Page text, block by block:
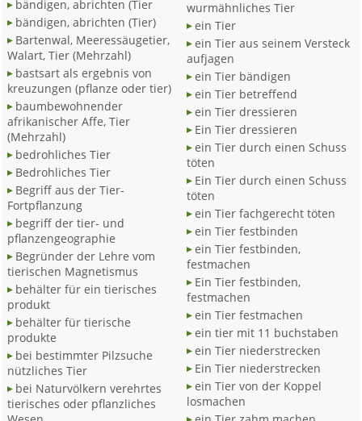
bändigen, abrichten (Tier
bändigen, abrichten (Tier)
Bartenwal, Meeressäugetier,
Walart, Tier (Mehrzahl)
bastsart als ergebnis von
kreuzungen (pflanze oder tier)
baumbewohnender
afrikanischer Affe, Tier
(Mehrzahl)
bedrohliches Tier
Bedrohliches Tier
Begriff aus der Tier-
Fortpflanzung
begriff der tier- und
pflanzengeographie
Begründer der Lehre vom
tierischen Magnetismus
behälter für ein tierisches
produkt
behälter für tierische
produkte
bei bestimmter Pilzsuche
nützliches Tier
bei Naturvölkern verehrtes
tierisches oder pflanzliches
wurmähnliches Tier
ein Tier
ein Tier aus seinem Versteck
aufjagen
ein Tier bändigen
ein Tier betreffend
ein Tier dressieren
Ein Tier dressieren
ein Tier durch einen Schuss
töten
Ein Tier durch einen Schuss
töten
ein Tier fachgerecht töten
ein Tier festbinden
ein Tier festbinden,
festmachen
Ein Tier festbinden,
festmachen
ein Tier festmachen
ein tier mit 11 buchstaben
ein Tier niederstrecken
Ein Tier niederstrecken
ein Tier von der Koppel
losmachen